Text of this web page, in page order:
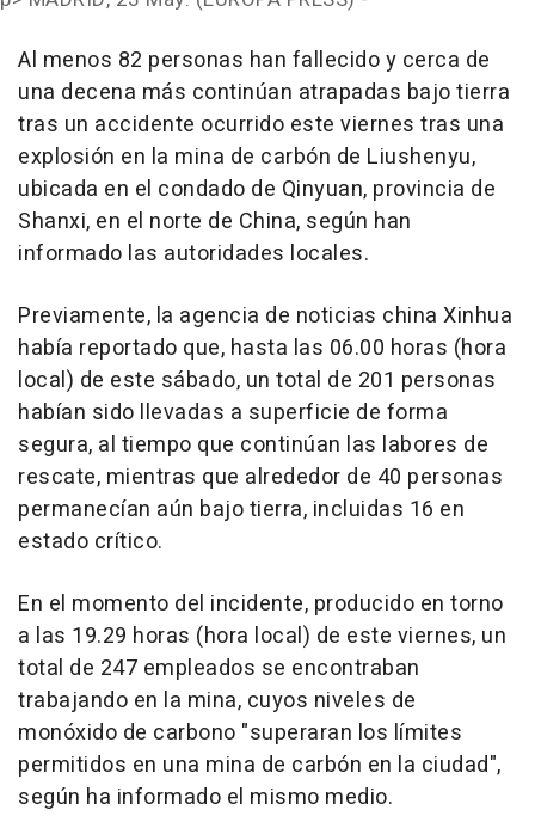
Al menos 82 personas han fallecido y cerca de
una decena más continúan atrapadas bajo tierra
tras un accidente ocurrido este viernes tras una
explosión en la mina de carbón de Liushenyu,
ubicada en el condado de Qinyuan, provincia de
Shanxi, en el norte de China, según han
informado las autoridades locales.
Previamente, la agencia de noticias china Xinhua
había reportado que, hasta las 06.00 horas (hora
local) de este sábado, un total de 201 personas
habían sido llevadas a superficie de forma
segura, al tiempo que continúan las labores de
rescate, mientras que alrededor de 40 personas
permanecían aún bajo tierra, incluidas 16 en
estado crítico.
En el momento del incidente, producido en torno
a las 19.29 horas (hora local) de este viernes, un
total de 247 empleados se encontraban
trabajando en la mina, cuyos niveles de
monóxido de carbono "superaran los límites
permitidos en una mina de carbón en la ciudad",
según ha informado el mismo medio.